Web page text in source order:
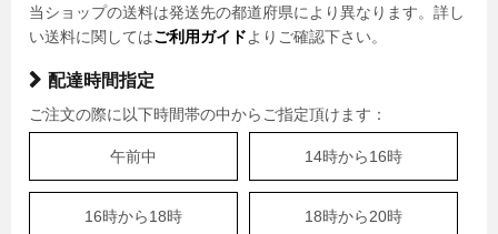
当ショップの送料は発送先の都道府県により異なります。詳し
い送料に関してはご利用ガイドよりご確認下さい。
配達時間指定
ご注文の際に以下時間帯の中からご指定頂けます：
午前中 14時から16時
16時から18時 18時から20時